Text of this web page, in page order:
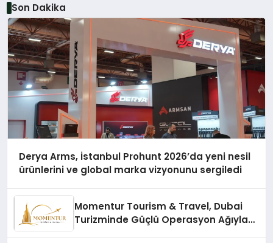
Son Dakika
Derya Arms, İstanbul Prohunt 2026’da yeni nesil
ürünlerini ve global marka vizyonunu sergiledi
Momentur Tourism & Travel, Dubai
Turizminde Güçlü Operasyon Ağıyla